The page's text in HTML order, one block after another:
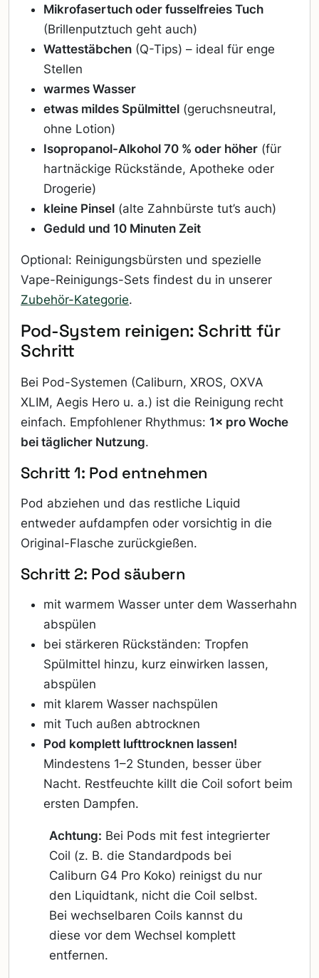
Mikrofasertuch oder fusselfreies Tuch
(Brillenputztuch geht auch)
Wattestäbchen (Q-Tips) – ideal für enge
Stellen
warmes Wasser
etwas mildes Spülmittel (geruchsneutral,
ohne Lotion)
Isopropanol-Alkohol 70 % oder höher (für
hartnäckige Rückstände, Apotheke oder
Drogerie)
kleine Pinsel (alte Zahnbürste tut’s auch)
Geduld und 10 Minuten Zeit
Optional: Reinigungsbürsten und spezielle
Vape-Reinigungs-Sets findest du in unserer
Zubehör-Kategorie.
Pod-System reinigen: Schritt für
Schritt
Bei Pod-Systemen (Caliburn, XROS, OXVA
XLIM, Aegis Hero u. a.) ist die Reinigung recht
einfach. Empfohlener Rhythmus: 1× pro Woche
bei täglicher Nutzung.
Schritt 1: Pod entnehmen
Pod abziehen und das restliche Liquid
entweder aufdampfen oder vorsichtig in die
Original-Flasche zurückgießen.
Schritt 2: Pod säubern
mit warmem Wasser unter dem Wasserhahn
abspülen
bei stärkeren Rückständen: Tropfen
Spülmittel hinzu, kurz einwirken lassen,
abspülen
mit klarem Wasser nachspülen
mit Tuch außen abtrocknen
Pod komplett lufttrocknen lassen!
Mindestens 1–2 Stunden, besser über
Nacht. Restfeuchte killt die Coil sofort beim
ersten Dampfen.
Achtung: Bei Pods mit fest integrierter
Coil (z. B. die Standardpods bei
Caliburn G4 Pro Koko) reinigst du nur
den Liquidtank, nicht die Coil selbst.
Bei wechselbaren Coils kannst du
diese vor dem Wechsel komplett
entfernen.